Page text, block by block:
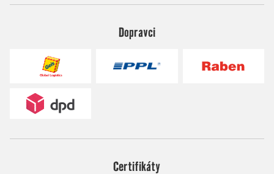
Dopravci
Certifikáty